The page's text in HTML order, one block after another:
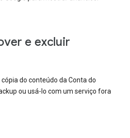
e excluir
do conteúdo da Conta do
ou usá-lo com um serviço fora